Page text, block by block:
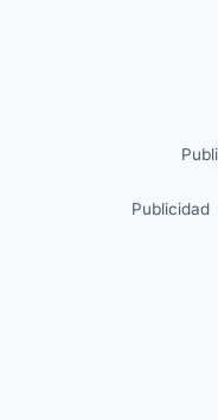
Publicidad